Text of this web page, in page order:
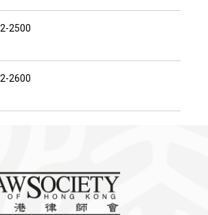
2500
2600